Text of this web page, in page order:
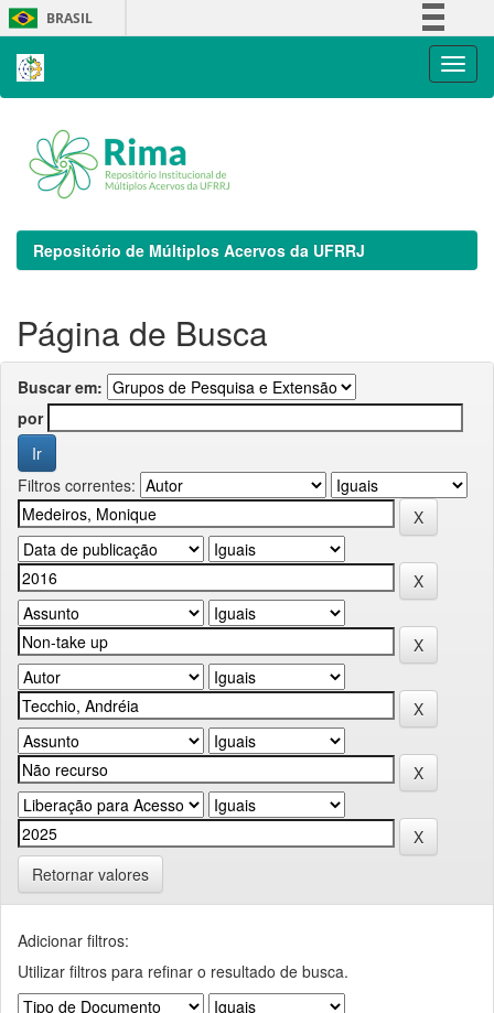
Skip
navigation
BRASIL
Repositório de Múltiplos Acervos da UFRRJ
Página de Busca
Buscar em:
por
Filtros correntes:
Retornar valores
Adicionar filtros:
Utilizar filtros para refinar o resultado de busca.